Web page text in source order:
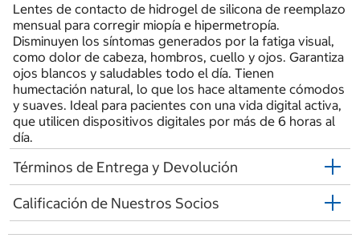
Lentes de contacto de hidrogel de silicona de reemplazo
mensual para corregir miopía e hipermetropía.
Disminuyen los síntomas generados por la fatiga visual,
como dolor de cabeza, hombros, cuello y ojos. Garantiza
ojos blancos y saludables todo el día. Tienen
humectación natural, lo que los hace altamente cómodos
y suaves. Ideal para pacientes con una vida digital activa,
que utilicen dispositivos digitales por más de 6 horas al
día.
Términos de Entrega y Devolución
Calificación de Nuestros Socios